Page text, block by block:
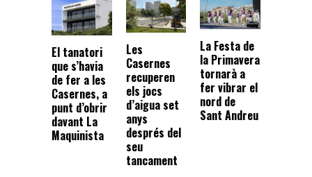
El tanatori
que s’havia
de fer a les
Casernes, a
punt d’obrir
davant La
Maquinista
Les
Casernes
recuperen
els jocs
d’aigua set
anys
després del
seu
tancament
La Festa de
la Primavera
tornarà a
fer vibrar el
nord de
Sant Andreu